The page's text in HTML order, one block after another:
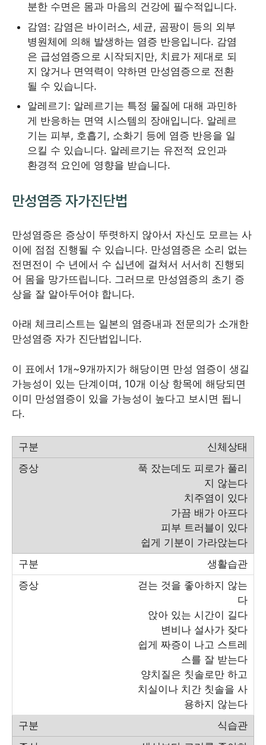
분한 수면은 몸과 마음의 건강에 필수적입니다.
감염: 감염은 바이러스, 세균, 곰팡이 등의 외부
병원체에 의해 발생하는 염증 반응입니다. 감염
은 급성염증으로 시작되지만, 치료가 제대로 되
지 않거나 면역력이 약하면 만성염증으로 전환
될 수 있습니다.
알레르기: 알레르기는 특정 물질에 대해 과민하
게 반응하는 면역 시스템의 장애입니다. 알레르
기는 피부, 호흡기, 소화기 등에 염증 반응을 일
으킬 수 있습니다. 알레르기는 유전적 요인과
환경적 요인에 영향을 받습니다.
만성염증 자가진단법
만성염증은 증상이 뚜렷하지 않아서 자신도 모르는 사
이에 점점 진행될 수 있습니다. 만성염증은 소리 없는
전면전이 수 년에서 수 십년에 걸쳐서 서서히 진행되
어 몸을 망가뜨립니다. 그러므로 만성염증의 초기 증
상을 잘 알아두어야 합니다.
아래 체크리스트는 일본의 염증내과 전문의가 소개한
만성염증 자가 진단법입니다.
이 표에서 1개~9개까지가 해당이면 만성 염증이 생길
가능성이 있는 단계이며, 10개 이상 항목에 해당되면
이미 만성염증이 있을 가능성이 높다고 보시면 됩니
다.
신체상태
푹 잤는데도 피로가 풀리
지 않는다
치주염이 있다
가끔 배가 아프다
피부 트러블이 있다
쉽게 기분이 가라앉는다
생활습관
걷는 것을 좋아하지 않는
다
앉아 있는 시간이 길다
변비나 설사가 잦다
쉽게 짜증이 나고 스트레
스를 잘 받는다
양치질은 칫솔로만 하고
치실이나 치간 칫솔을 사
용하지 않는다
식습관